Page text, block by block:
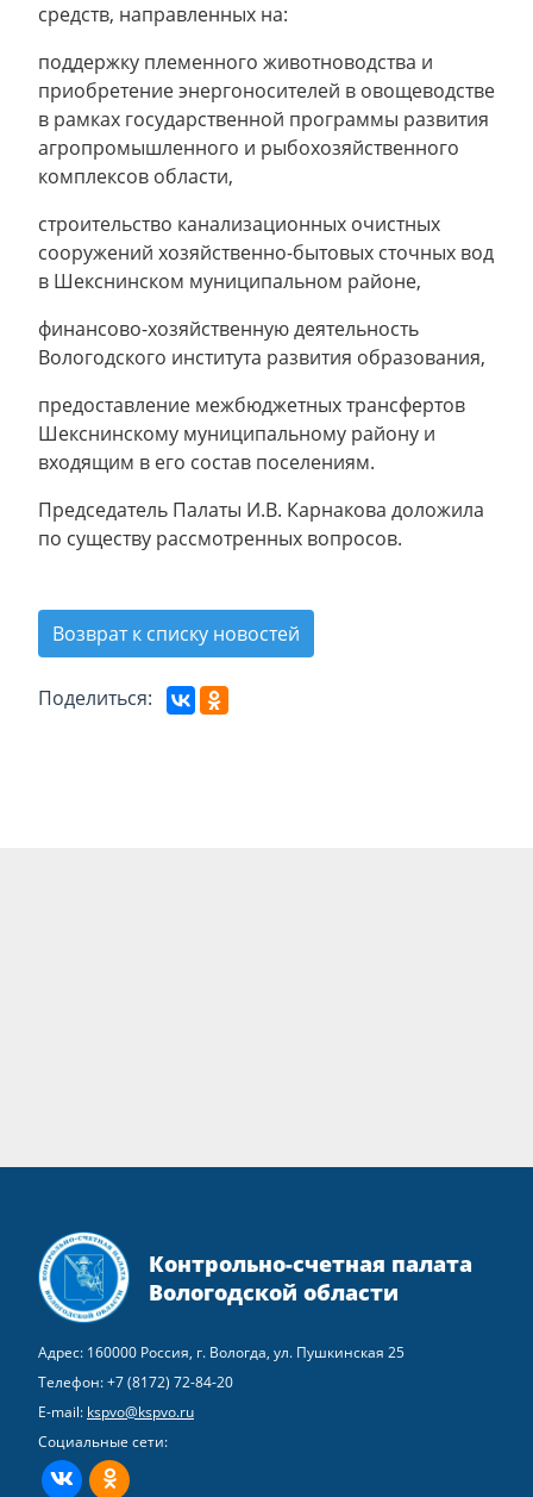
средств, направленных на:
поддержку племенного животноводства и
приобретение энергоносителей в овощеводстве
в рамках государственной программы развития
агропромышленного и рыбохозяйственного
комплексов области,
строительство канализационных очистных
сооружений хозяйственно-бытовых сточных вод
в Шекснинском муниципальном районе,
финансово-хозяйственную деятельность
Вологодского института развития образования,
предоставление межбюджетных трансфертов
Шекснинскому муниципальному району и
входящим в его состав поселениям.
Председатель Палаты И.В. Карнакова доложила
по существу рассмотренных вопросов.
Возврат к списку новостей
Поделиться:
Контрольно-счетная палата
Вологодской области
Адрес: 160000 Россия, г. Вологда, ул. Пушкинская 25
Телефон:+7 (8172) 72-84-20
E-mail: kspvo@kspvo.ru
Социальные сети:
ВКонтактеОдноклассники